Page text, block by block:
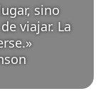
sino
viajar. La
»